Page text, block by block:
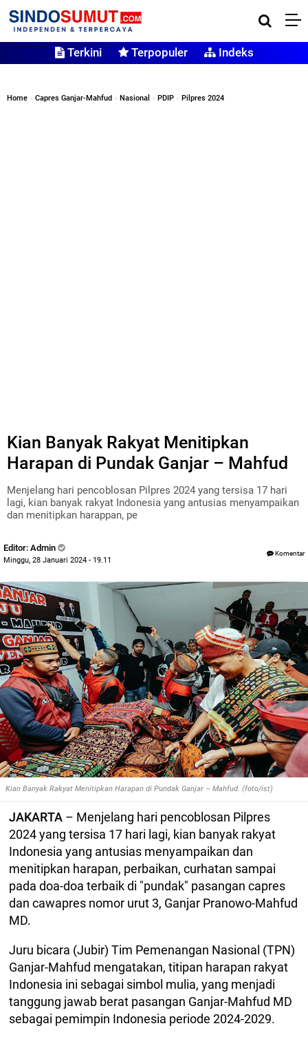
Terkini Terpopuler Indeks
Home » Capres Ganjar-Mahfud » Nasional » PDIP » Pilpres 2024
Kian Banyak Rakyat Menitipkan
Harapan di Pundak Ganjar – Mahfud
Menjelang hari pencoblosan Pilpres 2024 yang tersisa 17 hari
lagi, kian banyak rakyat Indonesia yang antusias menyampaikan
dan menitipkan harappan, pe
Editor: Admin
Minggu, 28 Januari 2024 - 19.11
Komentar
Kian Banyak Rakyat Menitipkan Harapan di Pundak Ganjar – Mahfud. (foto/ist)
JAKARTA – Menjelang hari pencoblosan Pilpres
2024 yang tersisa 17 hari lagi, kian banyak rakyat
Indonesia yang antusias menyampaikan dan
menitipkan harapan, perbaikan, curhatan sampai
pada doa-doa terbaik di "pundak" pasangan capres
dan cawapres nomor urut 3, Ganjar Pranowo-Mahfud
MD.
Juru bicara (Jubir) Tim Pemenangan Nasional (TPN)
Ganjar-Mahfud mengatakan, titipan harapan rakyat
Indonesia ini sebagai simbol mulia, yang menjadi
tanggung jawab berat pasangan Ganjar-Mahfud MD
sebagai pemimpin Indonesia periode 2024-2029.